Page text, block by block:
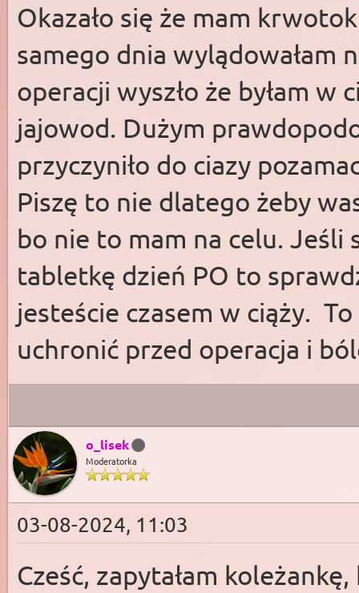
Okazało się że mam
samego dnia wylądowałam
operacji wyszło że byłam w
jajowod. Dużym
przyczyniło do ciazy
Piszę to nie dlatego żeby
bo nie to mam na celu. Jeśli
tabletkę dzień PO to
jesteście czasem w ciąży.
uchronić przed operacja i
o_lisek
Moderatorka
03-08-2024, 11:03
Cześć, zapytałam